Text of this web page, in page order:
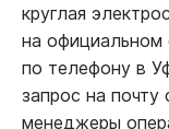
круглая
на официальном
по телефону в
запрос на
менеджеры